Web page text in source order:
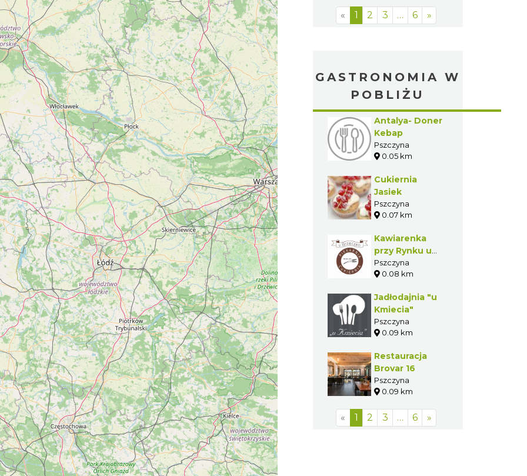
« 1 2 3 … 6 »
GASTRONOMIA W
POBLIŻU
Antalya- Doner
Kebap
Pszczyna
0.05 km
Cukiernia
Jasiek
Pszczyna
0.07 km
Kawiarenka
przy Rynku u
Brzęczka
Pszczyna
0.08 km
Jadłodajnia "u
Kmiecia"
Pszczyna
0.09 km
Restauracja
Brovar 16
Pszczyna
0.09 km
« 1 2 3 … 6 »